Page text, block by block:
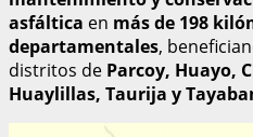
asfáltica en más de 198
departamentales,
distritos de Parcoy, Huayo,
Huaylillas, Taurija y